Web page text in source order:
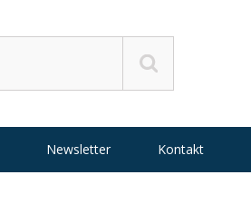
Newsletter Kontakt